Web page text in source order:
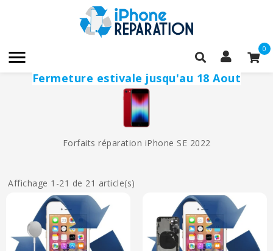
 0
Fermeture estivale jusqu'au 18 Aout
Forfaits réparation iPhone SE 2022
Affichage 1-21 de 21 article(s)